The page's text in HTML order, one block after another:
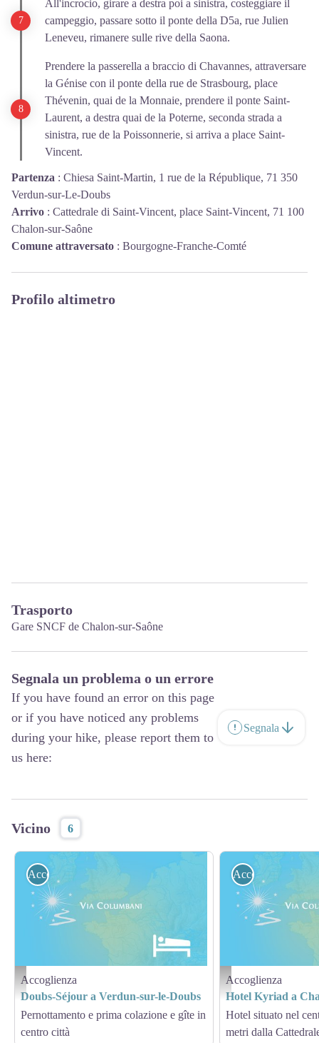
All'incrocio, girare a destra poi a sinistra, costeggiare il
campeggio, passare sotto il ponte della D5a, rue Julien
Leneveu, rimanere sulle rive della Saona.
Prendere la passerella a braccio di Chavannes, attraversare
la Génise con il ponte della rue de Strasbourg, place
Thévenin, quai de la Monnaie, prendere il ponte Saint-
Laurent, a destra quai de la Poterne, seconda strada a
sinistra, rue de la Poissonnerie, si arriva a place Saint-
Vincent.
Partenza : Chiesa Saint-Martin, 1 rue de la République, 71 350
Verdun-sur-Le-Doubs
Arrivo : Cattedrale di Saint-Vincent, place Saint-Vincent, 71 100
Chalon-sur-Saône
Comune attraversato : Bourgogne-Franche-Comté
Profilo altimetro
Trasporto
Gare SNCF de Chalon-sur-Saône
Segnala un problema o un errore
If you have found an error on this page
or if you have noticed any problems
during your hike, please report them to
us here:
Segnala
Vicino 6
Hébergement - Via Columbani
Accoglienza
Accoglienza
Doubs-Séjour a Verdun-sur-le-Doubs
Pernottamento e prima colazione e gîte in
centro città
Hébergement - Via
Accoglienza
Accoglienza
Hotel Kyriad a
Hotel situato nel
metri dalla